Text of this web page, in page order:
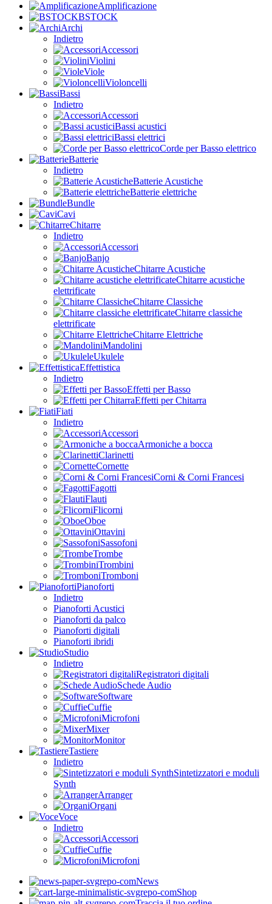
Amplificazione
BSTOCK
Archi
Indietro
Accessori
Violini
Viole
Violoncelli
Bassi
Indietro
Accessori
Bassi acustici
Bassi elettrici
Corde per Basso elettrico
Batterie
Indietro
Batterie Acustiche
Batterie elettriche
Bundle
Cavi
Chitarre
Indietro
Accessori
Banjo
Chitarre Acustiche
Chitarre acustiche
elettrificate
Chitarre Classiche
Chitarre classiche
elettrificate
Chitarre Elettriche
Mandolini
Ukulele
Effettistica
Indietro
Effetti per Basso
Effetti per Chitarra
Fiati
Indietro
Accessori
Armoniche a bocca
Clarinetti
Cornette
Corni & Corni Francesi
Fagotti
Flauti
Flicorni
Oboe
Ottavini
Sassofoni
Trombe
Trombini
Tromboni
Pianoforti
Indietro
Pianoforti Acustici
Pianoforti da palco
Pianoforti digitali
Pianoforti ibridi
Studio
Indietro
Registratori digitali
Schede Audio
Software
Cuffie
Microfoni
Mixer
Monitor
Tastiere
Indietro
Sintetizzatori e moduli
Synth
Arranger
Organi
Voce
Indietro
Accessori
Cuffie
Microfoni
News
Shop